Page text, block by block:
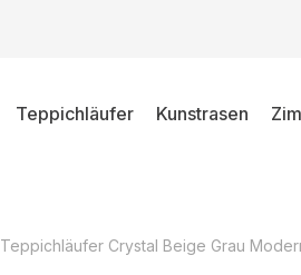
Teppichläufer Kunstrasen
Teppichläufer Crystal Beige Grau